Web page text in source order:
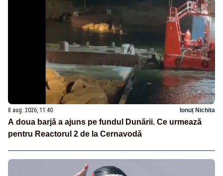
8 aug. 2026, 11:40 Ionuț Nichita
A doua barjă a ajuns pe fundul Dunării. Ce urmează
pentru Reactorul 2 de la Cernavodă